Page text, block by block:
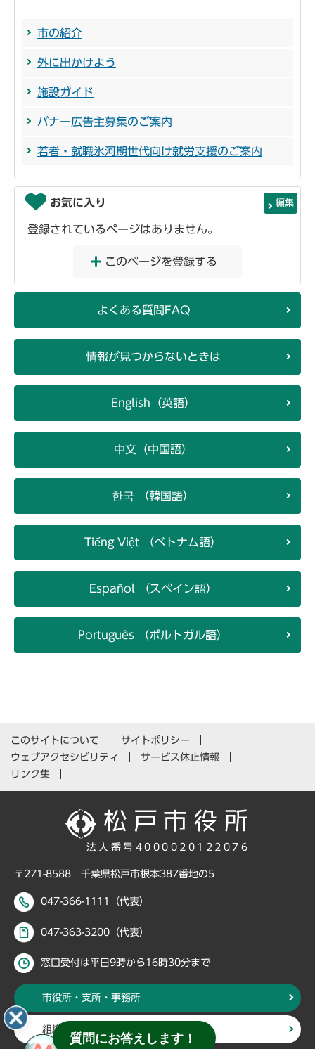
市の紹介
外に出かけよう
施設ガイド
バナー広告主募集のご案内
若者・就職氷河期世代向け就労支援のご案内
お気に入り 編集
登録されているページはありません。
このページを登録する
よくある質問FAQ
情報が見つからないときは
English（英語）
中文（中国語）
한국 （韓国語）
Tiếng Việt （ベトナム語）
Español （スペイン語）
Português （ポルトガル語）
このサイトについて
サイトポリシー
ウェブアクセシビリティ
サービス休止情報
リンク集
法人番号4000020122076
〒271-8588 千葉県松戸市根本387番地の5
047-366-1111（代表）
047-363-3200（代表）
窓口受付は平日9時から16時30分まで
市役所・支所・事務所
組織・部署から探す
質問にお答えします！